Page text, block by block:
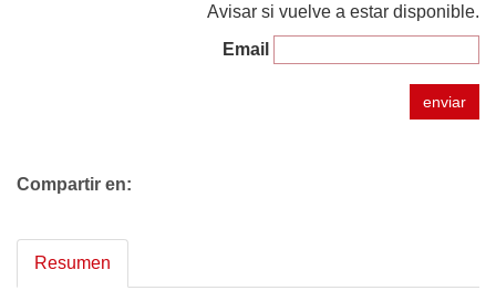
Avisar si vuelve a estar disponible.
Email
enviar
Compartir en:
Resumen